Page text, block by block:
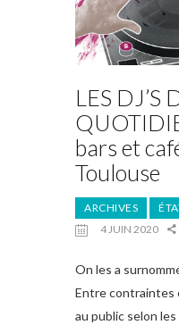
LES DJ’S
bars et
Toulouse
ARCHIVES
4 JUIN 2020
On les a
Entre contraintes
au public selon